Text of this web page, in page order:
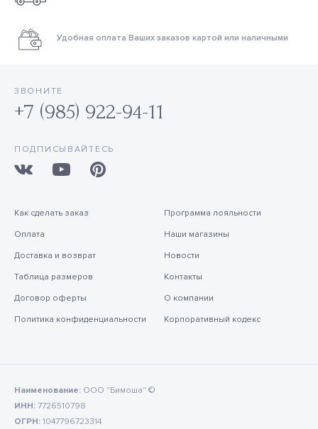
Удобная оплата Ваших заказов картой или наличными
ЗВОНИТЕ
+7 (985) 922-94-11
ПОДПИСЫВАЙТЕСЬ
Как сделать заказ
Оплата
Доставка и возврат
Таблица размеров
Договор оферты
Политика конфиденциальности
Программа лояльности
Наши магазины
Новости
Контакты
О компании
Корпоративный кодекс
Наименование: ООО "Бимоша" ©
ИНН: 7726510798
ОГРН: 1047796723314